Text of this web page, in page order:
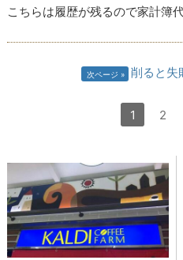
こちらは履歴が残るので家計簿
次ページ 削ると失
1 2